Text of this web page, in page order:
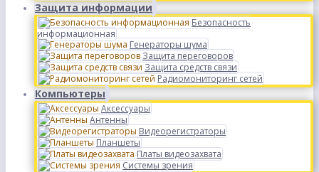
Защита информации
Безопасность
информационная
Генераторы шума
Защита переговоров
Защита средств связи
Радиомониторинг сетей
Компьютеры
Аксессуары
Антенны
Видеорегистраторы
Планшеты
Платы видеозахвата
Системы зрения